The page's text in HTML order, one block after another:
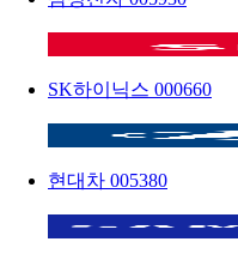
SK하이닉스 000660
현대차 005380